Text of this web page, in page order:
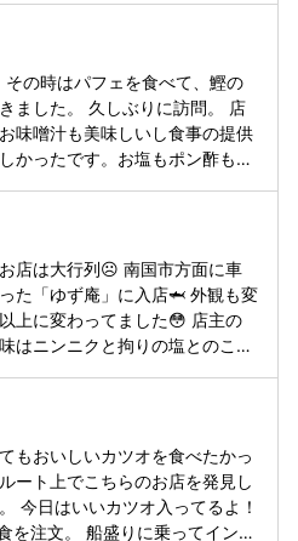
して、カオスっぼい丼だ。空腹
かったと思われた。カツオ丼を
のタタキが運ばれてきた。見た
られ香ばしい香りがする。皮と
美味しいが、人によっては海の
な方もいるかも。誤解を恐れず
表現すれば、そのニュアンスが
すらない方がバランス的にはよ
ランスや繊細さを気にする方よ
性を楽しめる方へお薦めした
の時はパフェを食べて、鰹の
りに訪問。 店
味噌汁も美味しいし食事の提供
かったです。お塩もポン酢も醤
たです。 お店の内装や
でいました。 また高知へ訪れる
のおにぎり食べやすくてよかっ
店は大行列☹️ 南国市方面に車
た「ゆず庵」に入店🦈 外観も変
上に変わってました😳 店主の
はニンニクと拘りの塩とのこ
囲気は……ですが、想像以上に味
もおいしいカツオを食べたかっ
ート上でこちらのお店を発見し
を注文。 船盛りに乗ってインパ